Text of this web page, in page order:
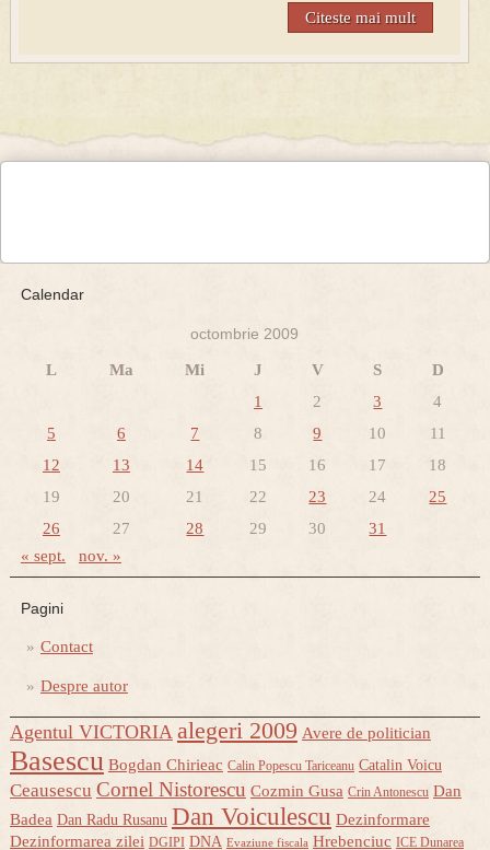
Citeste mai mult
Calendar
octombrie 2009
L Ma Mi J V S
D
1
2 3
4
5
6 7 8 9 10
11
12
13 14 15 16 17
18
19
20 21 22 23 24
25
26
27 28 29 30 31
« sept. nov. »
Pagini
Contact
Despre autor
Agentul VICTORIA alegeri 2009 Avere de politician
Basescu Bogdan Chirieac Calin Popescu Tariceanu Catalin Voicu
Ceausescu Cornel Nistorescu Cozmin Gusa Crin Antonescu Dan
Badea Dan Radu Rusanu Dan Voiculescu Dezinformare
Dezinformarea zilei DGIPI DNA Evaziune fiscala Hrebenciuc ICE Dunarea